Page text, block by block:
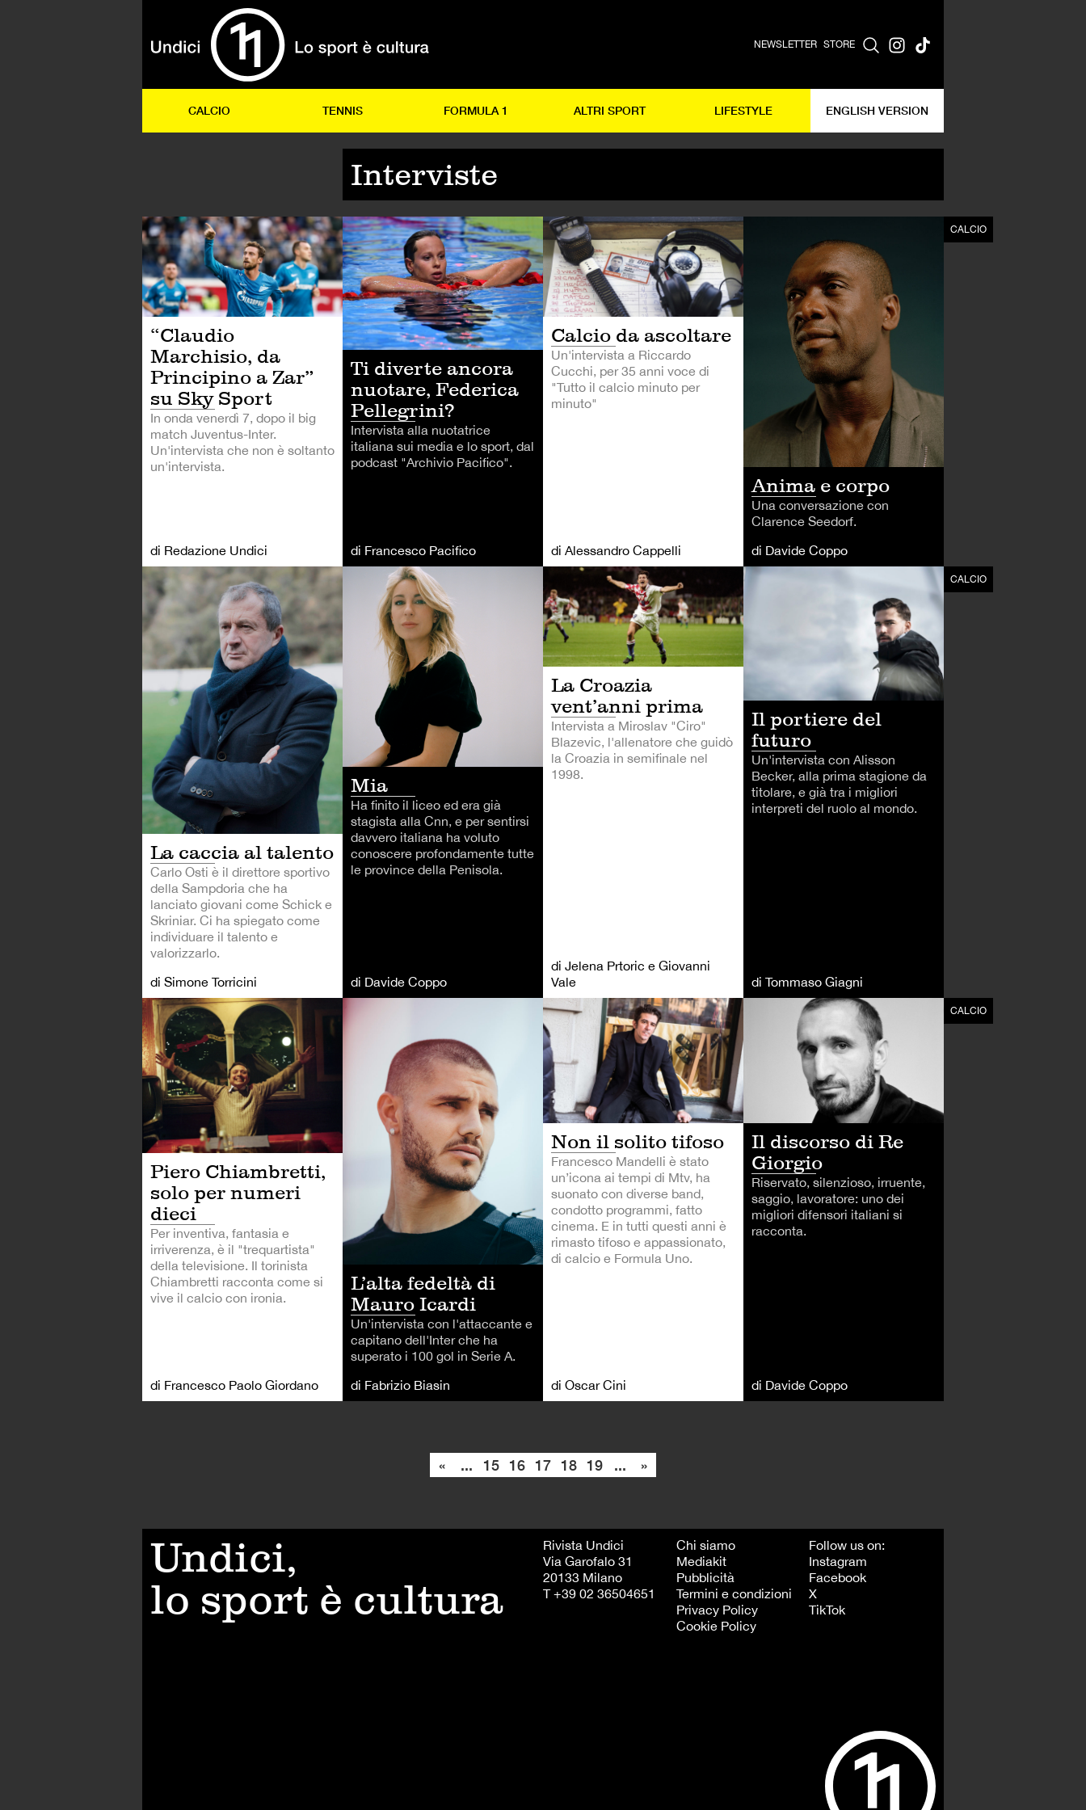
NEWSLETTER STORE
CALCIO TENNIS FORMULA 1 ALTRI SPORT LIFESTYLE ENGLISH VERSION
Interviste
CALCIO
“Claudio
Marchisio, da
Principino a Zar”
su Sky Sport
In onda venerdì 7, dopo il big
match Juventus-Inter.
Un'intervista che non è soltanto
un'intervista.
di Redazione Undici
ALTRI SPORT
Ti diverte ancora
nuotare, Federica
Pellegrini?
Intervista alla nuotatrice
italiana sui media e lo sport, dal
podcast "Archivio Pacifico".
di Francesco Pacifico
Calcio da ascoltare
Un'intervista a Riccardo
Cucchi, per 35 anni voce di
"Tutto il calcio minuto per
minuto"
di Alessandro Cappelli
CALCIO
Anima e corpo
Una conversazione con
Clarence Seedorf.
di Davide Coppo
La caccia al talento
Carlo Osti è il direttore sportivo
della Sampdoria che ha
lanciato giovani come Schick e
Skriniar. Ci ha spiegato come
individuare il talento e
valorizzarlo.
di Simone Torricini
Mia
Ha finito il liceo ed era già
stagista alla Cnn, e per sentirsi
davvero italiana ha voluto
conoscere profondamente tutte
le province della Penisola.
di Davide Coppo
La Croazia
vent’anni prima
Intervista a Miroslav "Ciro"
Blazevic, l'allenatore che guidò
la Croazia in semifinale nel
1998.
di Jelena Prtoric e Giovanni
Vale
CALCIO
Il portiere del
futuro
Un'intervista con Alisson
Becker, alla prima stagione da
titolare, e già tra i migliori
interpreti del ruolo al mondo.
di Tommaso Giagni
Piero Chiambretti,
solo per numeri
dieci
Per inventiva, fantasia e
irriverenza, è il "trequartista"
della televisione. Il torinista
Chiambretti racconta come si
vive il calcio con ironia.
di Francesco Paolo Giordano
CALCIO
L’alta fedeltà di
Mauro Icardi
Un'intervista con l'attaccante e
capitano dell'Inter che ha
superato i 100 gol in Serie A.
di Fabrizio Biasin
Non il solito tifoso
Francesco Mandelli è stato
un’icona ai tempi di Mtv, ha
suonato con diverse band,
condotto programmi, fatto
cinema. E in tutti questi anni è
rimasto tifoso e appassionato,
di calcio e Formula Uno.
di Oscar Cini
CALCIO
Il discorso di Re
Giorgio
Riservato, silenzioso, irruente,
saggio, lavoratore: uno dei
migliori difensori italiani si
racconta.
di Davide Coppo
« ... 15 16 17 18 19 ... »
Undici,
lo sport è cultura
Rivista Undici
Via Garofalo 31
20133 Milano
T +39 02 36504651
Chi siamo
Mediakit
Pubblicità
Termini e condizioni
Privacy Policy
Cookie Policy
Follow us on:
Instagram
Facebook
X
TikTok